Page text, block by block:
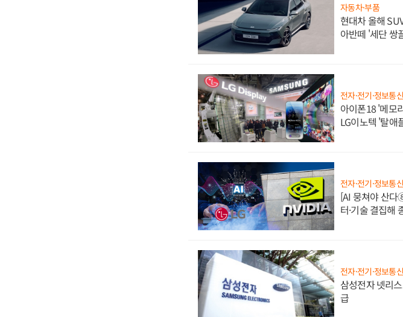
자동차·부품
현대차 올해
아반떼 '세단 쌍
전자·전기·정보통신
아이폰18 '메모
LG이노텍 '탈애
전자·전기·정보통신
[AI 뭉쳐야 산다
터·기술 결집해
전자·전기·정보통신
삼성전자 넷리
급